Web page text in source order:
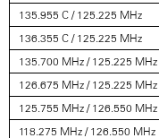
135.955 C / 125.225 MHz
136.355 C / 125.225 MHz
135.700 MHz / 125.225 MHz
126.675 MHz / 125.225 MHz
125.755 MHz / 126.550 MHz
118.275 MHz / 126.550 MHz